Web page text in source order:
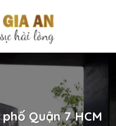
Quận 7 HCM